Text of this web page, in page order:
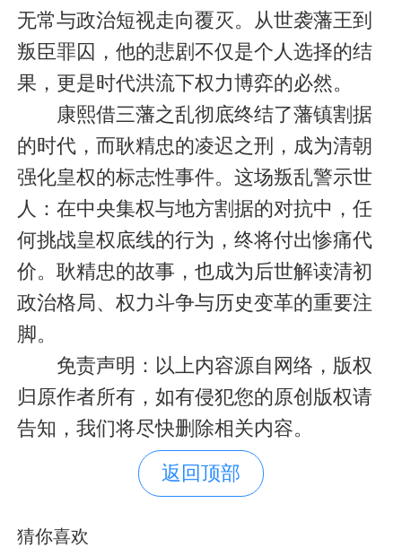
无常与政治短视走向覆灭。从世袭藩王到
叛臣罪囚，他的悲剧不仅是个人选择的结
果，更是时代洪流下权力博弈的必然。
康熙借三藩之乱彻底终结了藩镇割据
的时代，而耿精忠的凌迟之刑，成为清朝
强化皇权的标志性事件。这场叛乱警示世
人：在中央集权与地方割据的对抗中，任
何挑战皇权底线的行为，终将付出惨痛代
价。耿精忠的故事，也成为后世解读清初
政治格局、权力斗争与历史变革的重要注
脚。
免责声明：以上内容源自网络，版权
归原作者所有，如有侵犯您的原创版权请
告知，我们将尽快删除相关内容。
返回顶部
猜你喜欢